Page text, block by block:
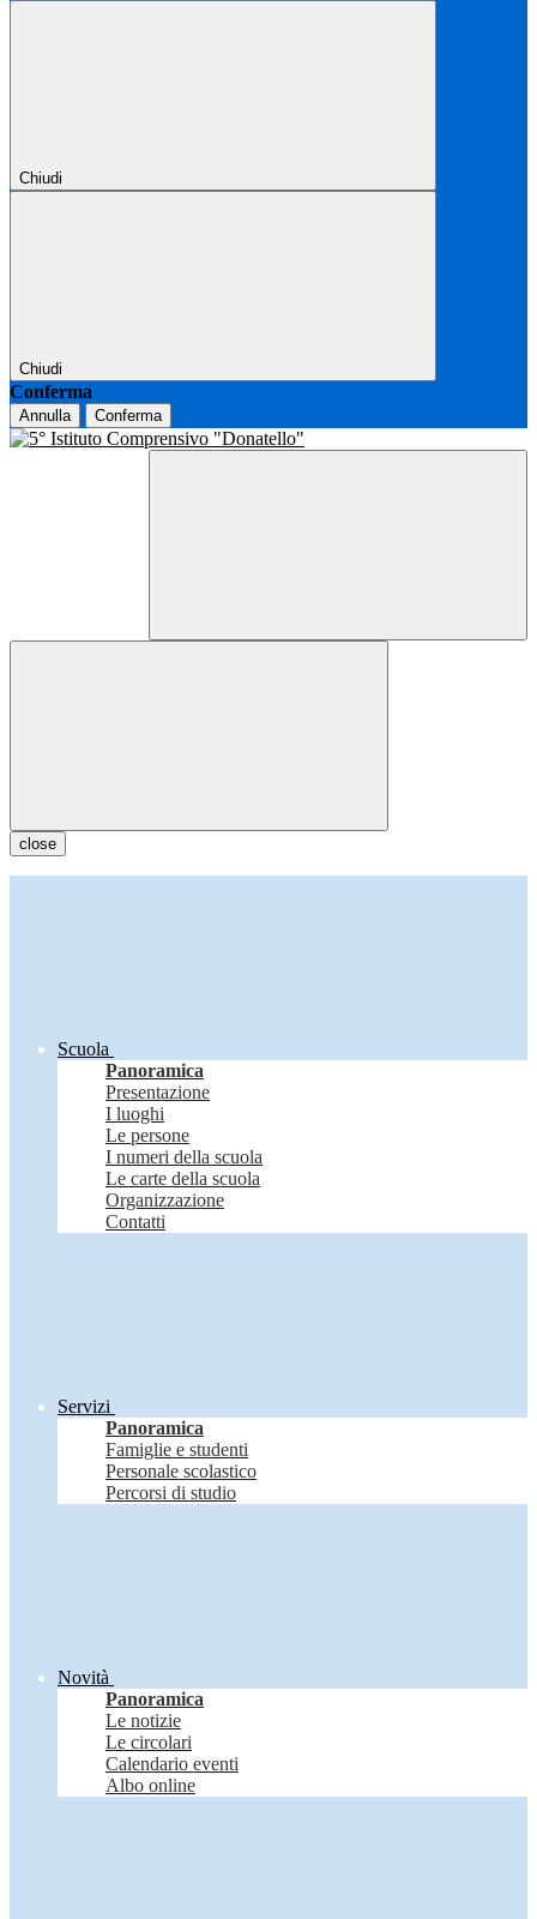
Chiudi
Chiudi
Conferma
Annulla Conferma
close
Scuola
Panoramica
Presentazione
I luoghi
Le persone
I numeri della scuola
Le carte della scuola
Organizzazione
Contatti
Servizi
Panoramica
Famiglie e studenti
Personale scolastico
Percorsi di studio
Novità
Panoramica
Le notizie
Le circolari
Calendario eventi
Albo online